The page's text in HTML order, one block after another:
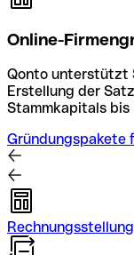
Online-
Qonto unterstützt
Erstellung der
Stammkapitals bis
Gründungspakete
Rechnungsstellung